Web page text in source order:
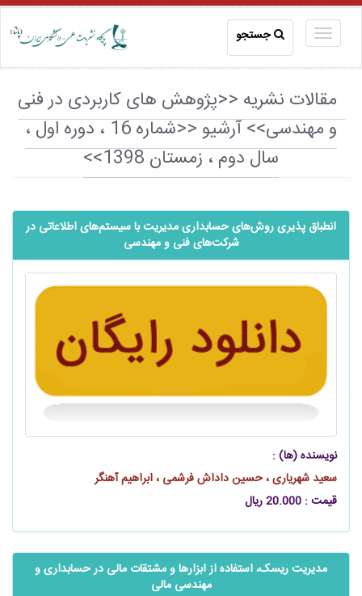
جستجو
مقالات نشریه <<پژوهش های کاربردی در فنی
و مهندسی>> آرشیو <<شماره 16 ، دوره اول ،
سال دوم ، زمستان 1398>>
انطباق پذیری روش‌های حسابداری مدیریت با سیستم‌های اطلاعاتی در
شرکت‌های فنی و مهندسی
نویسنده (ها) :
سعید شهریاری ، حسین داداش فرشمی ، ابراهیم آهنگر
قیمت : 20.000 ریال
مدیریت ریسک، استفاده از ابزارها و مشتقات مالی در حسابداری و
مهندسی مالی